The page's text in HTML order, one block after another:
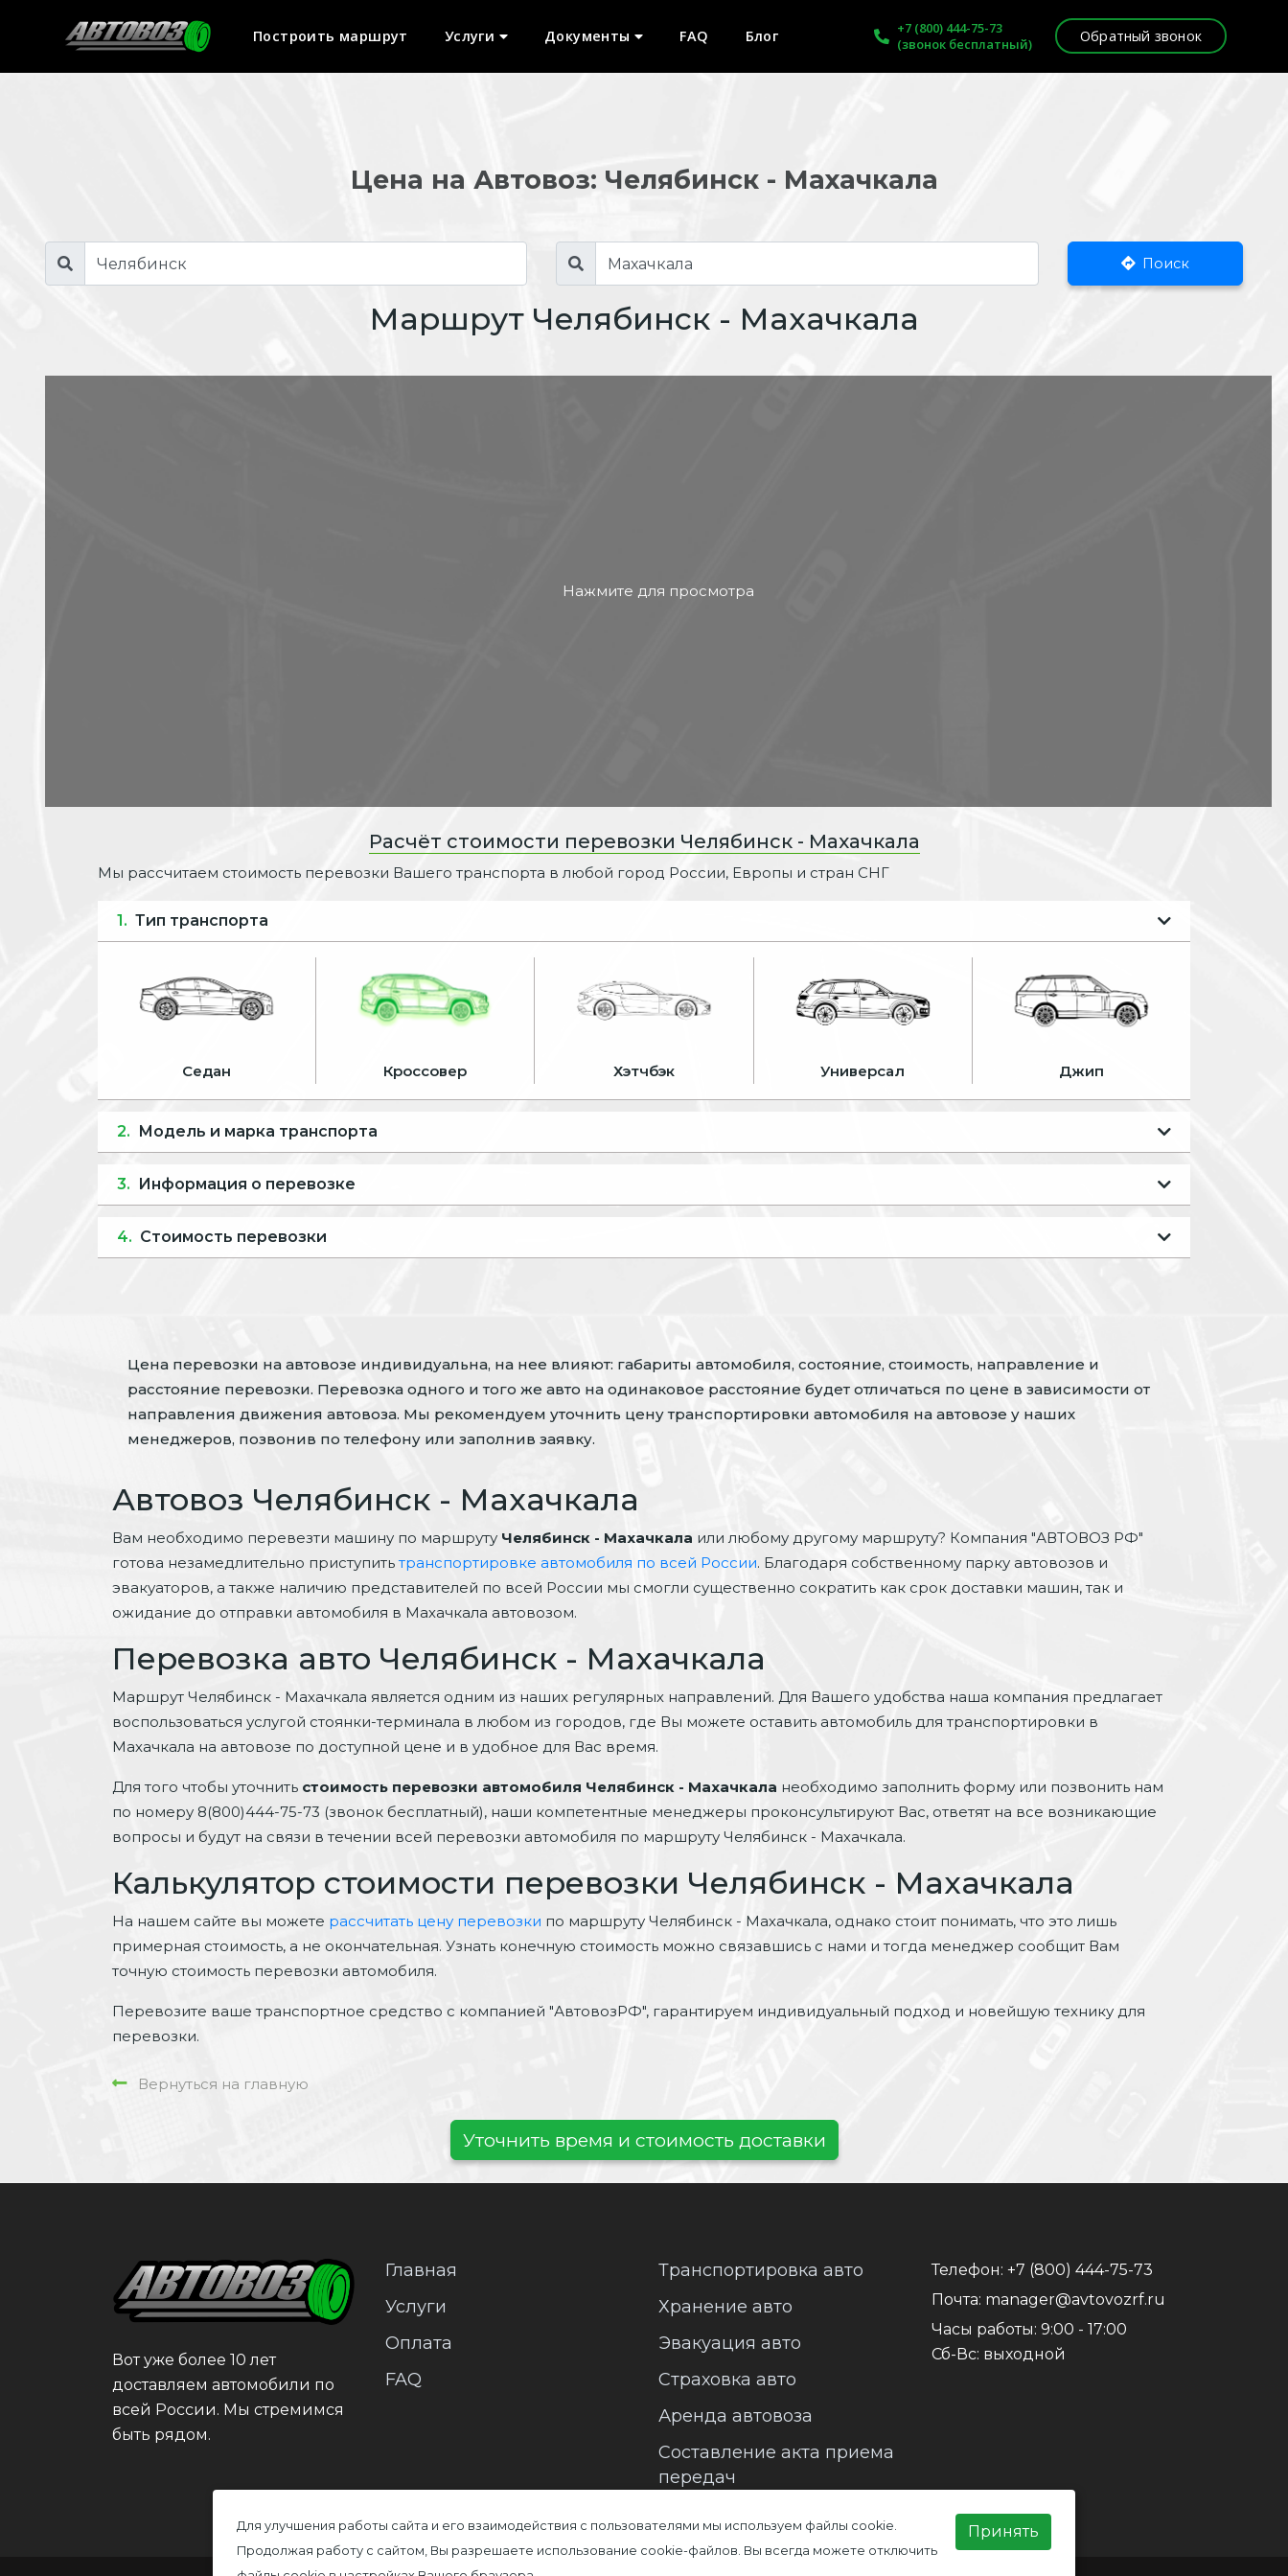
Для улучшения работы сайта и его взаимодействия с пользователями мы используем файлы cookie.
Продолжая работу с сайтом, Вы разрешаете использование cookie-файлов. Вы всегда можете отключить
Принять
Построить маршрут Услуги Документы FAQ Блог
+7 (800) 444-75-73
(звонок бесплатный)
Обратный звонок
Цена на Автовоз: Челябинск - Махачкала
Поиск
Маршрут Челябинск - Махачкала
Расчёт стоимости перевозки Челябинск - Махачкала
Мы рассчитаем стоимость перевозки Вашего транспорта в любой город России, Европы и стран СНГ
1. Тип транспорта
Седан Кроссовер Хэтчбэк Универсал Джип
2. Модель и марка транспорта
3. Информация о перевозке
4. Стоимость перевозки
Цена перевозки на автовозе индивидуальна, на нее влияют: габариты автомобиля, состояние, стоимость, направление и
расстояние перевозки. Перевозка одного и того же авто на одинаковое расстояние будет отличаться по цене в зависимости от
направления движения автовоза. Мы рекомендуем уточнить цену транспортировки автомобиля на автовозе у наших
менеджеров, позвонив по телефону или заполнив заявку.
Автовоз Челябинск - Махачкала
Вам необходимо перевезти машину по маршруту Челябинск - Махачкала или любому другому маршруту? Компания "АВТОВОЗ РФ"
готова незамедлительно приступитьтранспортировке автомобиля по всей России. Благодаря собственному парку автовозов и
эвакуаторов, а также наличию представителей по всей России мы смогли существенно сократить как срок доставки машин, так и
ожидание до отправки автомобиля в Махачкала автовозом.
Перевозка авто Челябинск - Махачкала
Маршрут Челябинск - Махачкала является одним из наших регулярных направлений. Для Вашего удобства наша компания предлагает
воспользоваться услугой стоянки-терминала в любом из городов, где Вы можете оставить автомобиль для транспортировки в
Махачкала на автовозе по доступной цене и в удобное для Вас время.
Для того чтобы уточнить стоимость перевозки автомобиля Челябинск - Махачкала необходимо заполнить форму или позвонить нам
по номеру 8(800)444-75-73 (звонок бесплатный), наши компетентные менеджеры проконсультируют Вас, ответят на все возникающие
вопросы и будут на связи в течении всей перевозки автомобиля по маршруту Челябинск - Махачкала.
Калькулятор стоимости перевозки Челябинск - Махачкала
На нашем сайте вы можете рассчитать цену перевозки по маршруту Челябинск - Махачкала, однако стоит понимать, что это лишь
примерная стоимость, а не окончательная. Узнать конечную стоимость можно связавшись с нами и тогда менеджер сообщит Вам
точную стоимость перевозки автомобиля.
Перевозите ваше транспортное средство с компанией "АвтовозРФ", гарантируем индивидуальный подход и новейшую технику для
перевозки.
Вернуться на главную
Уточнить время и стоимость доставки
Вот уже более 10 лет
доставляем автомобили по
всей России. Мы стремимся
быть рядом.
Главная
Услуги
Оплата
FAQ
Транспортировка авто
Хранение авто
Эвакуация авто
Страховка авто
Аренда автовоза
Составление акта приема
передач
Телефон: +7 (800) 444-75-73
Почта: manager@avtovozrf.ru
Часы работы: 9:00 - 17:00
Сб-Вс: выходной